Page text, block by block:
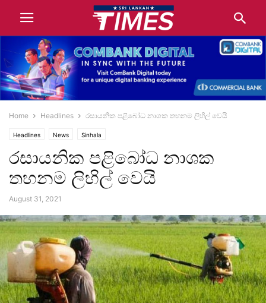
Home Headlines රසායනික පළිබෝධ නාශක තහනම ලිහිල් වෙයි
Headlines News Sinhala
රසායනික පළිබෝධ නාශක
තහනම ලිහිල් වෙයි
August 31, 2021